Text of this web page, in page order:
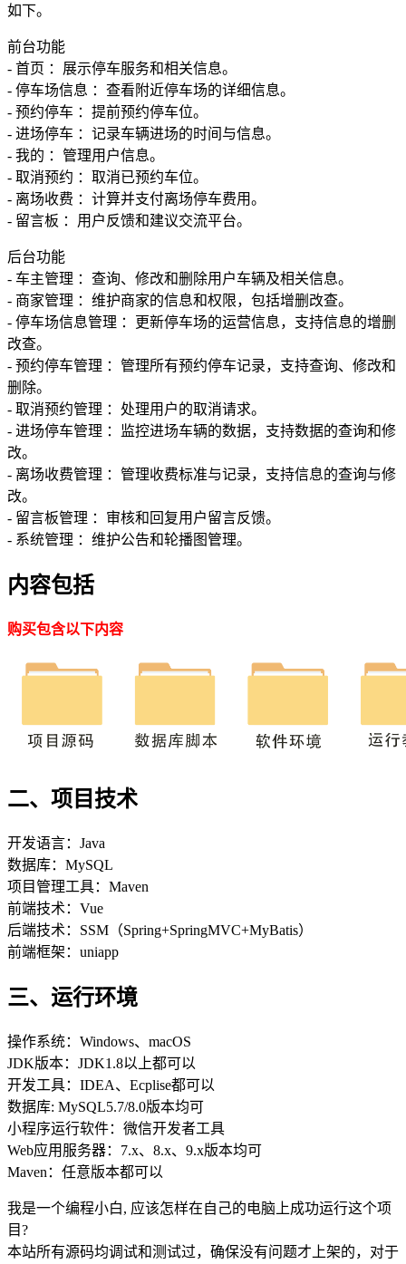
如下。
前台功能
- 首页 ：展示停车服务和相关信息。
- 停车场信息 ：查看附近停车场的详细信息。
- 预约停车 ：提前预约停车位。
- 进场停车 ：记录车辆进场的时间与信息。
- 我的 ：管理用户信息。
- 取消预约 ：取消已预约车位。
- 离场收费 ：计算并支付离场停车费用。
- 留言板 ：用户反馈和建议交流平台。
后台功能
- 车主管理 ：查询、修改和删除用户车辆及相关信息。
- 商家管理 ：维护商家的信息和权限，包括增删改查。
- 停车场信息管理 ：更新停车场的运营信息，支持信息的增删
改查。
- 预约停车管理 ：管理所有预约停车记录，支持查询、修改和
删除。
- 取消预约管理 ：处理用户的取消请求。
- 进场停车管理 ：监控进场车辆的数据，支持数据的查询和修
改。
- 离场收费管理 ：管理收费标准与记录，支持信息的查询与修
改。
- 留言板管理 ：审核和回复用户留言反馈。
- 系统管理 ：维护公告和轮播图管理。
内容包括
购买包含以下内容
二、项目技术
开发语言：Java
数据库：MySQL
项目管理工具：Maven
前端技术：Vue
后端技术：SSM（Spring+SpringMVC+MyBatis）
前端框架：uniapp
三、运行环境
操作系统：Windows、macOS
JDK版本：JDK1.8以上都可以
开发工具：IDEA、Ecplise都可以
数据库: MySQL5.7/8.0版本均可
小程序运行软件：微信开发者工具
Web应用服务器：7.x、8.x、9.x版本均可
Maven：任意版本都可以
我是一个编程小白, 应该怎样在自己的电脑上成功运行这个项
目?
本站所有源码均调试和测试过，确保没有问题才上架的，对于